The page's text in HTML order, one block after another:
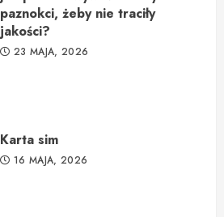
paznokci, żeby nie traciły
jakości?
23 MAJA, 2026
Karta sim
16 MAJA, 2026